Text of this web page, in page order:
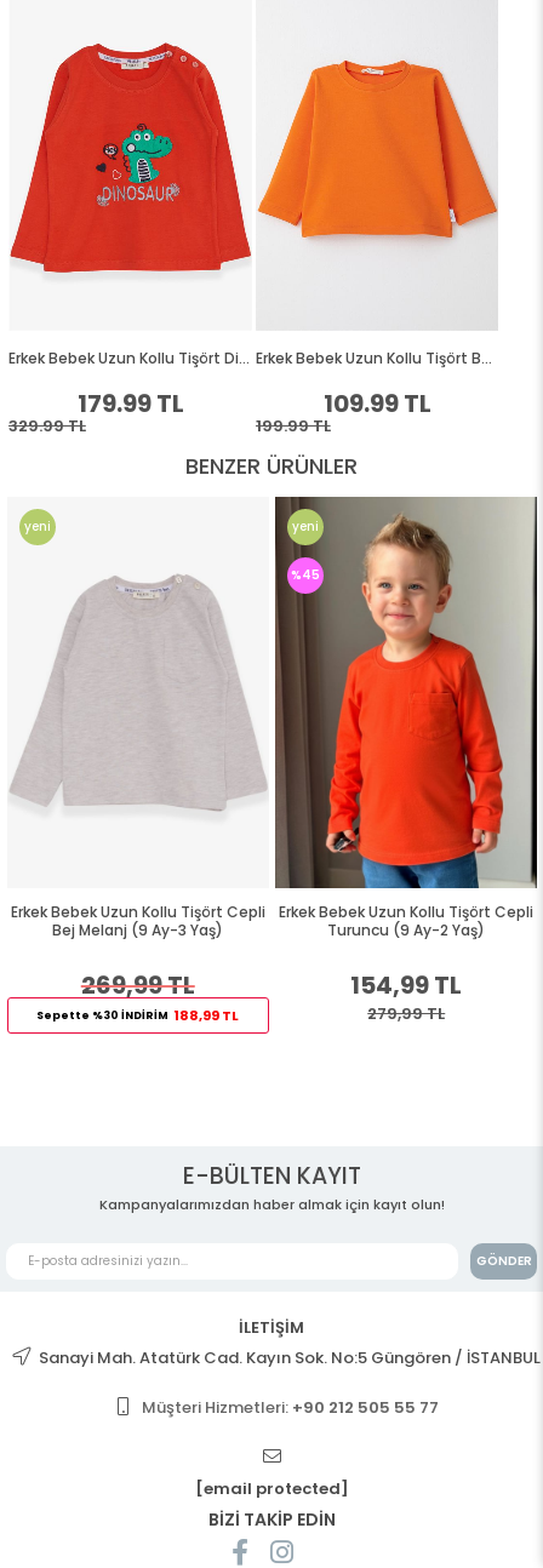
BENZER ÜRÜNLER
Erkek Bebek Uzun Kollu Tişört Cepli
Bej Melanj (9 Ay-3 Yaş)
269,99 TL
Sepette %30 İNDİRİM 188,99 TL
yeni
Erkek Bebek Uzun Kollu Tişört Cepli
Turuncu (9 Ay-2 Yaş)
154,99 TL
279,99 TL
%45
yeni
ürün
E-BÜLTEN KAYIT
Kampanyalarımızdan haber almak için kayıt olun!
GÖNDER
İLETİŞİM
Sanayi Mah. Atatürk Cad. Kayın Sok. No:5 Güngören / İSTANBUL
Müşteri Hizmetleri: +90 212 505 55 77
[email protected]
BİZİ TAKİP EDİN